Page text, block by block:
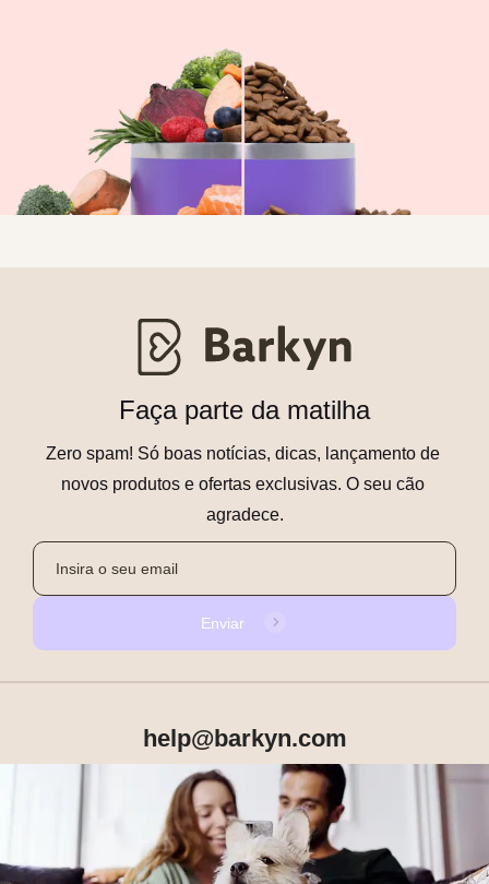
Faça parte da matilha
Zero spam! Só boas notícias, dicas, lançamento de
novos produtos e ofertas exclusivas. O seu cão
agradece.
Enviar
help@barkyn.com